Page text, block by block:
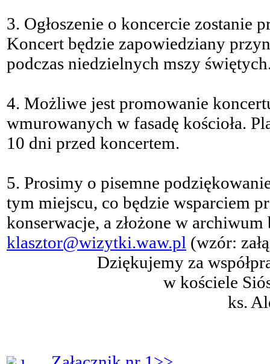
3. Ogłoszenie o koncercie zostanie
Koncert będzie zapowiedziany
podczas niedzielnych mszy
4. Możliwe jest promowanie
wmurowanych w fasadę kościoła.
10 dni przed koncertem.
5. Prosimy o pisemne
tym miejscu, co będzie wsparciem
konserwacje, a złożone w
klasztor@wizytki.waw.pl (wzór:
Dziękujemy za
w kościele
ks.